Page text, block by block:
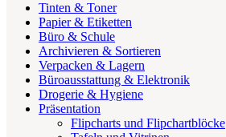
Tinten & Toner
Papier & Etiketten
Büro & Schule
Archivieren & Sortieren
Verpacken & Lagern
Büroausstattung & Elektronik
Drogerie & Hygiene
Präsentation
Flipcharts und Flipchartblöcke